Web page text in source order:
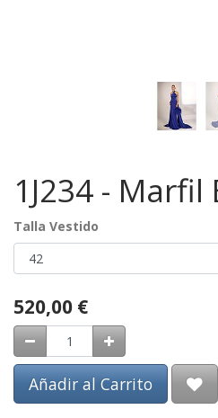
1J234 - Marfil
Talla Vestido
520,00 €
Añadir al Carrito